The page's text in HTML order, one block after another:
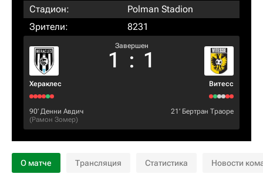
Стадион:
Polman Stadion
Зрители:
8231
Хераклес
Завершен
1 : 1
Витесс
90‎’‎ Денни Авдич
(Рамон Зомер)
21‎’‎ Бертран Траоре
О матче Трансляция Статистика Новости